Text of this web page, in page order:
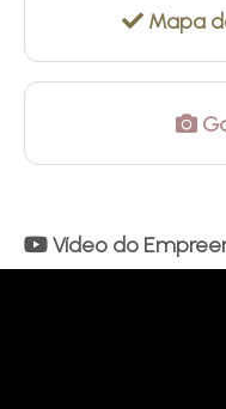
Mapa
Vídeo do